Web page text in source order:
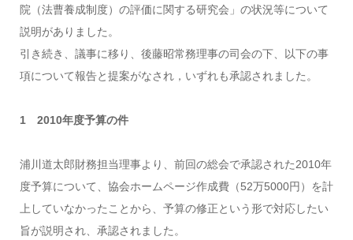
院（法曹養成制度）の評価に関する研究会」の状況等について
説明がありました。
引き続き、議事に移り、後藤昭常務理事の司会の下、以下の事
項について報告と提案がなされ，いずれも承認されました。
1 2010年度予算の件
浦川道太郎財務担当理事より、前回の総会で承認された2010年
度予算について、協会ホームページ作成費（52万5000円）を計
上していなかったことから、予算の修正という形で対応したい
旨が説明され、承認されました。